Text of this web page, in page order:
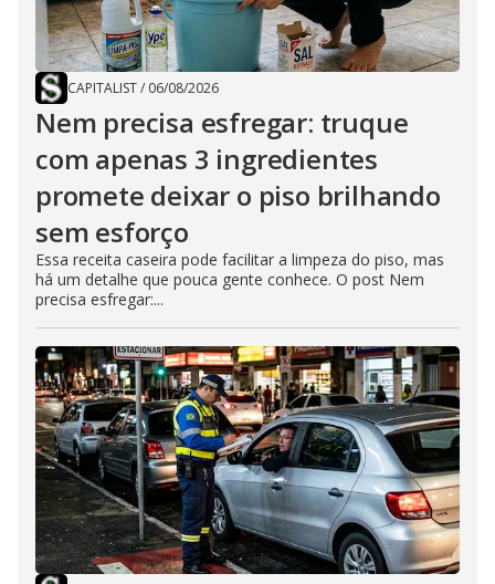
CAPITALIST/ 06/08/2026
Nem precisa esfregar: truque
com apenas 3 ingredientes
promete deixar o piso brilhando
sem esforço
Essa receita caseira pode facilitar a limpeza do piso, mas
há um detalhe que pouca gente conhece. O post Nem
precisa esfregar:...